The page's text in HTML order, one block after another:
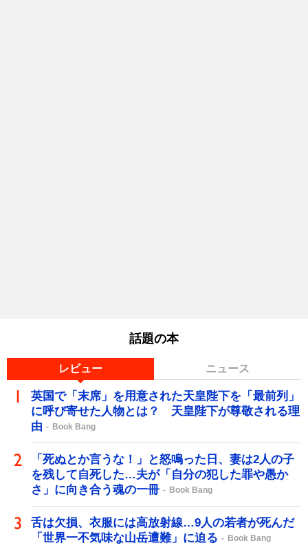
話題の本
レビュー ニュース
英国で「末席」を用意された天皇陛下を「最前列」
に呼び寄せた人物とは？ 天皇陛下が尊敬される理
由
Book Bang
「死ぬとか言うな！」と怒鳴った日、妻は2人の子
を残して自死した…夫が「自分の犯した罪や愚か
さ」に向き合う魂の一冊
Book Bang
舌は欠損、衣服には高放射線…9人の若者が死んだ
「世界一不気味な山岳遭難」に迫る
Book Bang